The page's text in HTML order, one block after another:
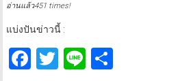
อ่านแล้ว451 times!
แบ่งปันข่าวนี้ :
Facebook
Twitter
LineShare